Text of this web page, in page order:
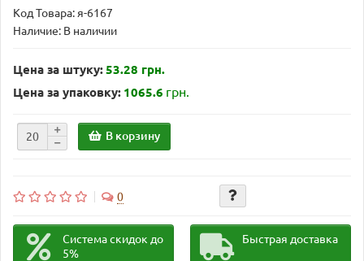
Код Товара: я-6167
Наличие: В наличии
Цена за штуку:53.28 грн.
Цена за упаковку: 1065.6 грн.
В корзину
0
Система скидок до
5%
Быстрая доставка